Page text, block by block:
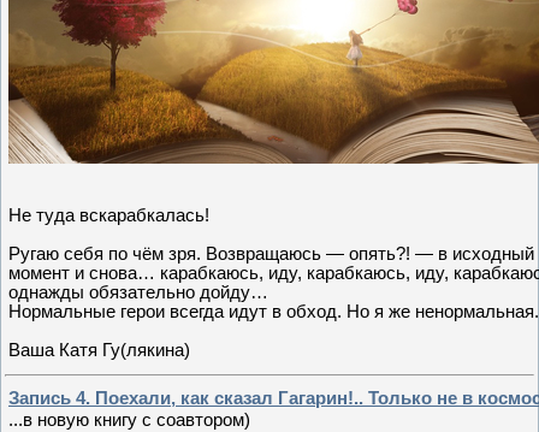
Не туда вскарабкалась!
Ругаю себя по чём зря. Возвращаюсь — опять?! — в исходный
момент и снова… карабкаюсь, иду, карабкаюсь, иду,
однажды обязательно дойду…
Нормальные герои всегда идут в обход. Но я же ненормальная.
Ваша Катя Гу(лякина)
Запись 4. Поехали, как сказал Гагарин!.. Только не в
...в новую книгу с соавтором)